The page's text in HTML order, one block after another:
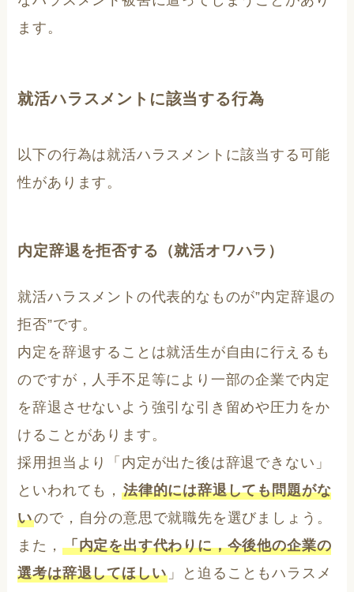
ます。
就活ハラスメントに該当する行為
以下の行為は就活ハラスメントに該当する可能
性があります。
内定辞退を拒否する（就活オワハラ）
就活ハラスメントの代表的なものが”内定辞退の
拒否”です。
内定を辞退することは就活生が自由に行えるも
のですが，人手不足等により一部の企業で内定
を辞退させないよう強引な引き留めや圧力をか
けることがあります。
採用担当より「内定が出た後は辞退できない」
といわれても，法律的には辞退しても問題がな
いので，自分の意思で就職先を選びましょう。
また， 「内定を出す代わりに，今後他の企業の
選考は辞退してほしい 」と迫ることもハラスメ